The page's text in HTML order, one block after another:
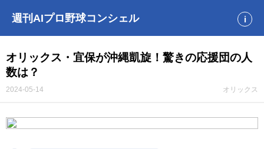
週刊AIプロ野球コンシェル i
オリックス・宜保が沖縄凱旋！驚きの応援団の人
数は？
2024-05-14 オリックス